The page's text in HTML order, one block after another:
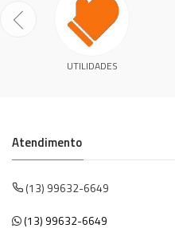
UTILIDADES
Atendimento
(13) 99632-6649
(13) 99632-6649